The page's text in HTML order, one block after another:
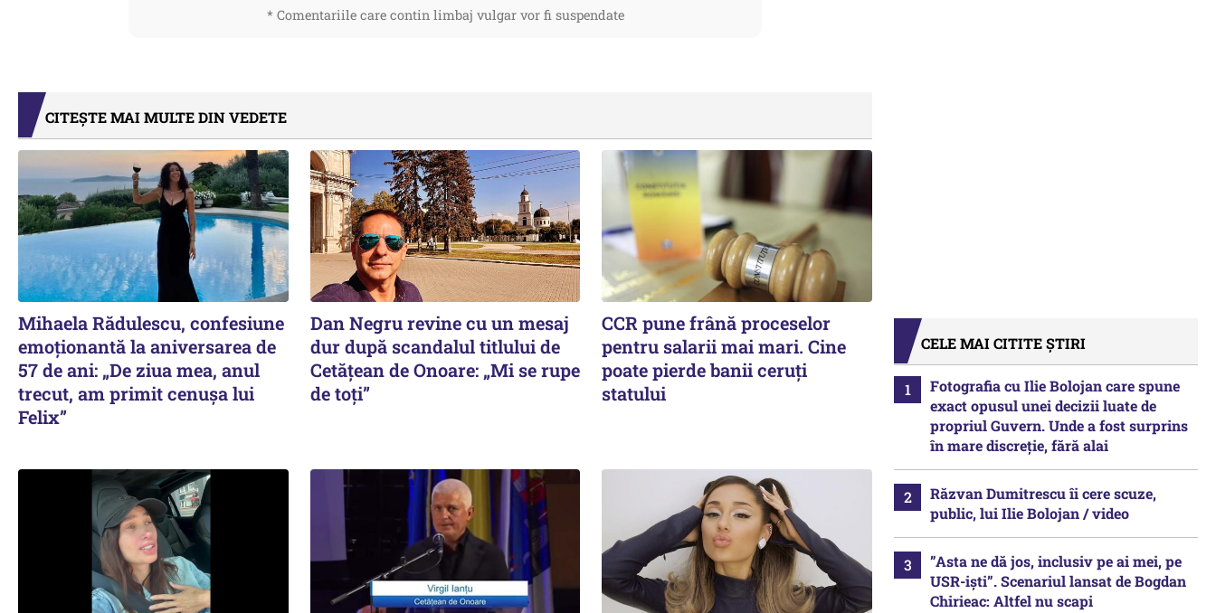
* Comentariile care contin limbaj vulgar vor fi suspendate
CITEȘTE MAI MULTE DIN VEDETE
Mihaela Rădulescu, confesiune
emoționantă la aniversarea de
57 de ani: „De ziua mea, anul
trecut, am primit cenușa lui
Felix”
Dan Negru revine cu un mesaj
dur după scandalul titlului de
Cetățean de Onoare: „Mi se rupe
de toți”
CCR pune frână proceselor
pentru salarii mai mari. Cine
poate pierde banii ceruți
statului
CELE MAI CITITE ȘTIRI
Fotografia cu Ilie Bolojan care spune
exact opusul unei decizii luate de
propriul Guvern. Unde a fost surprins
în mare discreție, fără alai
Răzvan Dumitrescu îi cere scuze,
public, lui Ilie Bolojan / video
”Asta ne dă jos, inclusiv pe ai mei, pe
USR-iști”. Scenariul lansat de Bogdan
Chirieac: Altfel nu scapi